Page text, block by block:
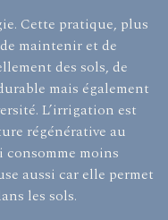
Cette pratique, plus
maintenir et de
des sols, de
mais également
L’irrigation est
régénérative au
moins
aussi car elle permet
les sols.